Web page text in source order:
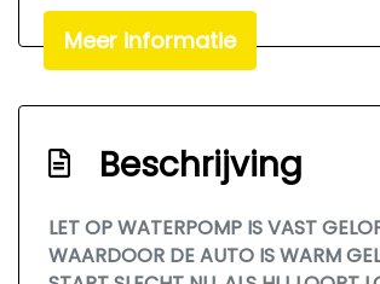
Mistlampen
Nationale autopas (n.a.p)
Exterieur
Achterruitwisser
Meer informatie
Beschrijving
LET OP WATERPOMP IS VAST
WAARDOOR DE AUTO IS WARM